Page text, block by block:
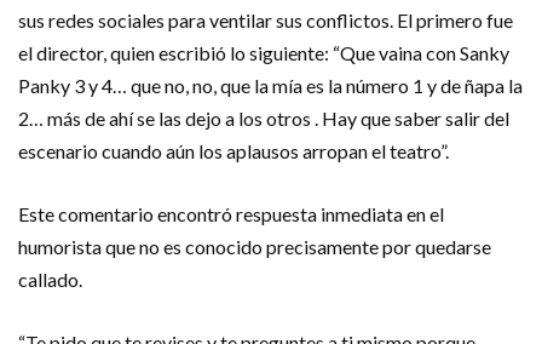
sus redes sociales para ventilar sus conflictos. El primero fue
el director, quien escribió lo siguiente: “Que vaina con Sanky
Panky 3 y 4… que no, no, que la mía es la número 1 y de ñapa la
2… más de ahí se las dejo a los otros . Hay que saber salir del
escenario cuando aún los aplausos arropan el teatro”.
Este comentario encontró respuesta inmediata en el
humorista que no es conocido precisamente por quedarse
callado.